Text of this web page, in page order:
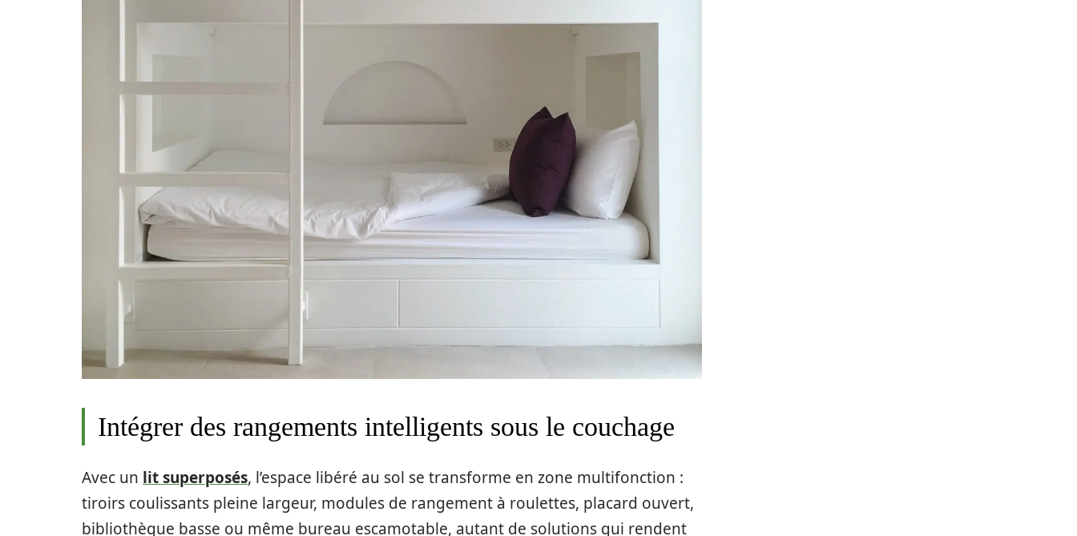
Intégrer des rangements intelligents sous le couchage
Avec un lit superposés, l’espace libéré au sol se transforme en zone multifonction :
tiroirs coulissants pleine largeur, modules de rangement à roulettes, placard ouvert,
bibliothèque basse ou même bureau escamotable, autant de solutions qui rendent